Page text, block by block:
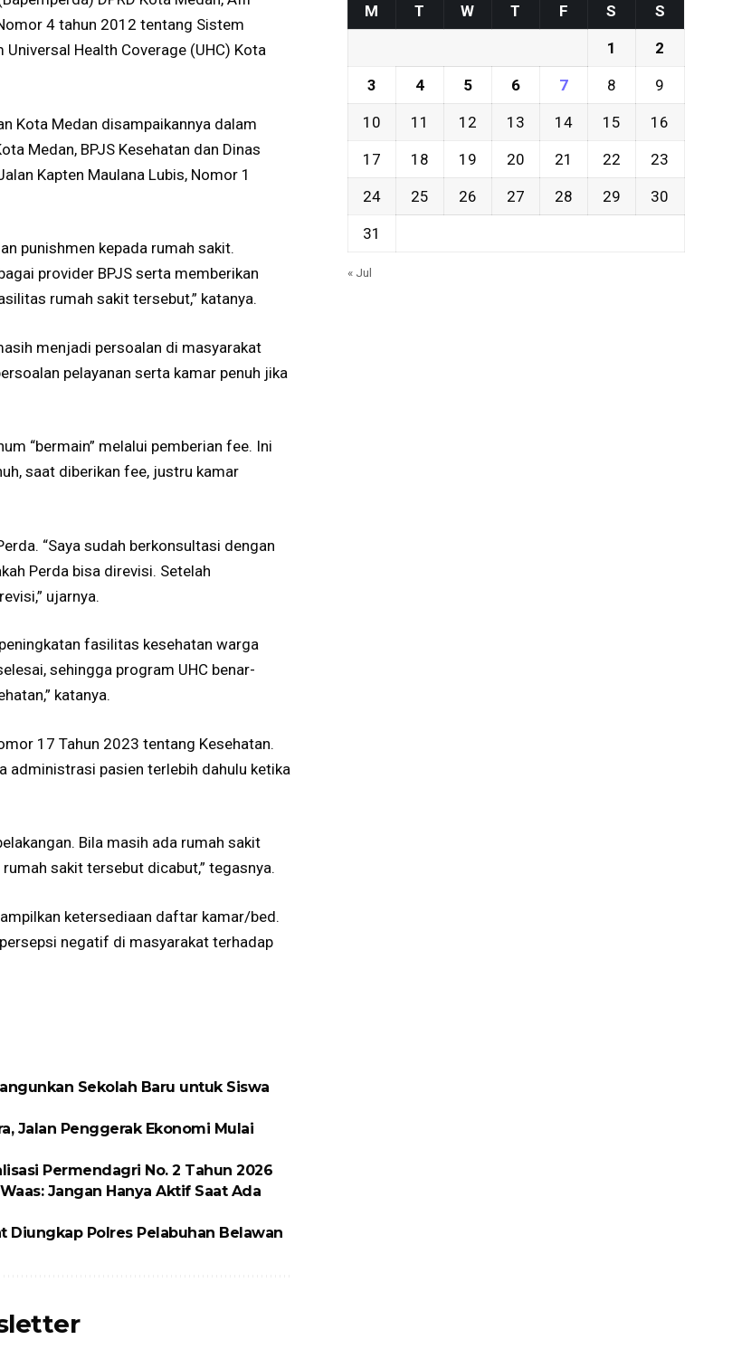
4 tahun 2012 tentang Sistem
Health Coverage (UHC) Kota
Kota Medan disampaikannya dalam
Medan, BPJS Kesehatan dan Dinas
Kapten Maulana Lubis, Nomor 1
punishmen kepada rumah sakit.
provider BPJS serta memberikan
rumah sakit tersebut,” katanya.
menjadi persoalan di masyarakat
pelayanan serta kamar penuh jika
“bermain” melalui pemberian fee. Ini
saat diberikan fee, justru kamar
“Saya sudah berkonsultasi dengan
Perda bisa direvisi. Setelah
ujarnya.
fasilitas kesehatan warga
sehingga program UHC benar-
katanya.
17 Tahun 2023 tentang Kesehatan.
administrasi pasien terlebih dahulu ketika
Bila masih ada rumah sakit
sakit tersebut dicabut,” tegasnya.
ketersediaan daftar kamar/bed.
negatif di masyarakat terhadap
Sekolah Baru untuk Siswa
Jalan Penggerak Ekonomi Mulai
Permendagri No. 2 Tahun 2026
Jangan Hanya Aktif Saat Ada
Diungkap Polres Pelabuhan Belawan
M T W T F S S
1 2
3 4 5 6 7 8 9
10 11 12 13 14 15 16
17 18 19 20 21 22 23
24 25 26 27 28 29 30
31
« Jul